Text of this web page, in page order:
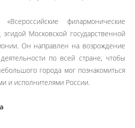
филармонические
Московской государственной
Он направлен на возрождение
по всей стране, чтобы
города мог познакомиться
и исполнителями России.